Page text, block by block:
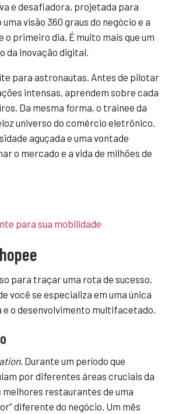
e desafiadora, projetada para
visão 360 graus do negócio e a
primeiro dia. É muito mais que um
da inovação digital.
para astronautas. Antes de pilotar
intensas, aprendem sobre cada
Da mesma forma, o trainee da
universo do comércio eletrônico.
aguçada e uma vontade
o mercado e a vida de milhões de
para sua mobilidade
para traçar uma rota de sucesso.
você se especializa em uma única
o desenvolvimento multifacetado.
. Durante um período que
por diferentes áreas cruciais da
restaurantes de uma
diferente do negócio. Um mês